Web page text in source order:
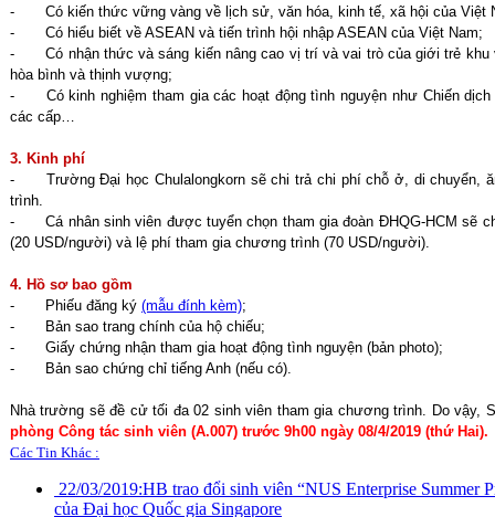
-
Có kiến thức vững vàng về lịch sử, văn hóa, kinh tế, xã hội của Việt
-
Có hiểu biết về ASEAN và tiến trình hội nhập ASEAN của Việt Nam;
-
Có nhận thức và sáng kiến nâng cao vị trí và vai trò của giới trẻ
hòa bình và thịnh vượng;
-
Có kinh nghiệm tham gia các hoạt động tình nguyện như Chiến
các cấp…
3. Kinh phí
-
Trường Đại học Chulalongkorn sẽ chi trả chi phí chỗ ở, di chuyển,
trình.
-
Cá nhân sinh viên được tuyển chọn tham gia đoàn ĐHQG-HCM sẽ
(20 USD/người) và lệ phí tham gia chương trình (70 USD/người).
4. Hồ sơ bao gồm
-
Phiếu đăng ký (mẫu đính kèm);
-
Bản sao trang chính của hộ chiếu;
-
Giấy chứng nhận tham gia hoạt động tình nguyện (bản photo);
-
Bản sao chứng chỉ tiếng Anh (nếu có).
Nhà trường sẽ đề cử tối đa 02 sinh viên tham gia chương trình. Do vậy,
phòng Công tác sinh viên (A.007) trước 9h00 ngày 08/4/2019 (thứ Hai).
Các Tin Khác :
22/03/2019:HB trao đổi sinh viên “NUS Enterprise Summer
của Đại học Quốc gia Singapore